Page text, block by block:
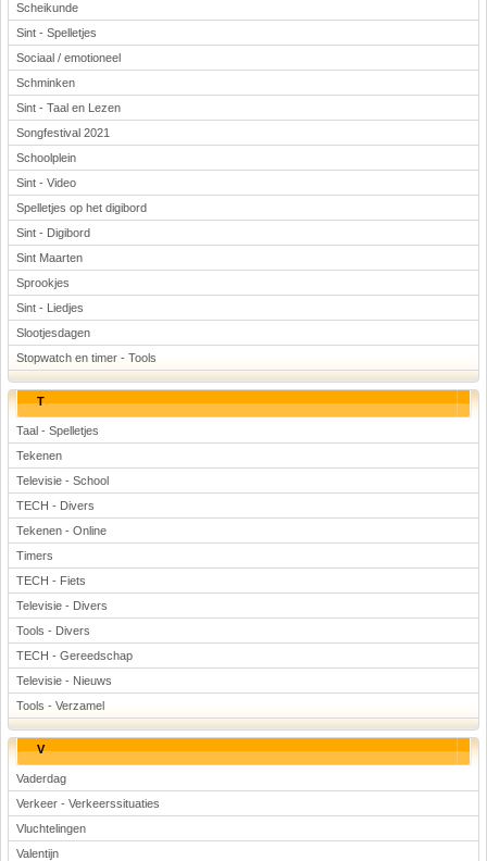
Scheikunde
Sint - Spelletjes
Sociaal / emotioneel
Schminken
Sint - Taal en Lezen
Songfestival 2021
Schoolplein
Sint - Video
Spelletjes op het digibord
Sint - Digibord
Sint Maarten
Sprookjes
Sint - Liedjes
Slootjesdagen
Stopwatch en timer - Tools
T
Taal - Spelletjes
Tekenen
Televisie - School
TECH - Divers
Tekenen - Online
Timers
TECH - Fiets
Televisie - Divers
Tools - Divers
TECH - Gereedschap
Televisie - Nieuws
Tools - Verzamel
V
Vaderdag
Verkeer - Verkeerssituaties
Vluchtelingen
Valentijn